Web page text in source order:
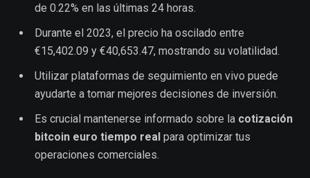
de 0.22% en las últimas 24 horas.
Durante el 2023, el precio ha oscilado entre
€15,402.09 y €40,653.47, mostrando su volatilidad.
Utilizar plataformas de seguimiento en vivo puede
ayudarte a tomar mejores decisiones de inversión.
Es crucial mantenerse informado sobre la cotización
bitcoin euro tiempo real para optimizar tus
operaciones comerciales.